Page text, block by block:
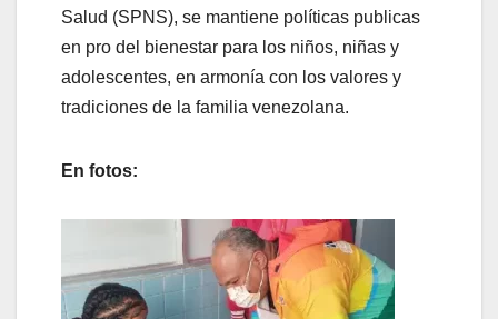
Salud (SPNS), se mantiene políticas publicas
en pro del bienestar para los niños, niñas y
adolescentes, en armonía con los valores y
tradiciones de la familia venezolana.
En fotos: